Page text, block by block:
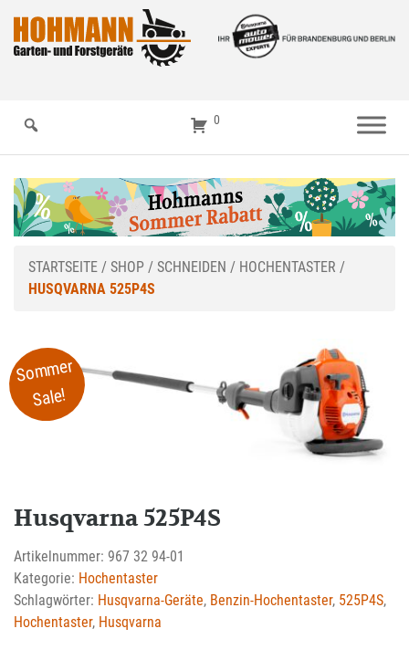
0
STARTSEITE / SHOP / SCHNEIDEN / HOCHENTASTER /
HUSQVARNA 525P4S
Sommer
Sale!
Husqvarna 525P4S
Artikelnummer: 967 32 94-01
Kategorie: Hochentaster
Schlagwörter: Husqvarna-Geräte, Benzin-Hochentaster, 525P4S,
Hochentaster, Husqvarna